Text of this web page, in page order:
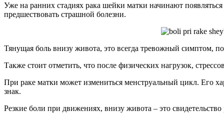
Уже на ранних стадиях рака шейки матки начинают
предшествовать страшной болезни.
Тянущая боль внизу живота, это всегда тревожный симптом,
Также стоит отметить, что после физических нагрузок,
При раке матки может измениться менструальный цикл. Его
знак.
Резкие боли при движениях, внизу живота – это